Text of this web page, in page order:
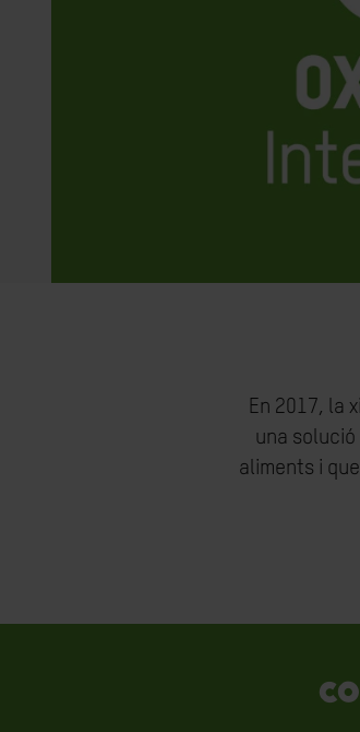
En 2017, la
una
aliments i